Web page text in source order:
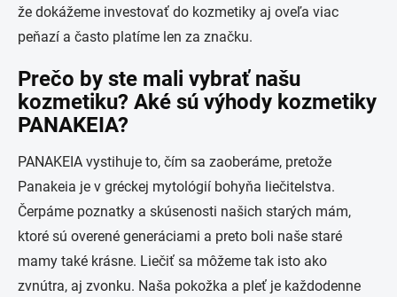
že dokážeme investovať do kozmetiky aj oveľa viac
peňazí a často platíme len za značku.
Prečo by ste mali vybrať našu
kozmetiku? Aké sú výhody kozmetiky
PANAKEIA?
PANAKEIA vystihuje to, čím sa zaoberáme, pretože
Panakeia je v gréckej mytológií bohyňa liečitelstva.
Čerpáme poznatky a skúsenosti našich starých mám,
ktoré sú overené generáciami a preto boli naše staré
mamy také krásne. Liečiť sa môžeme tak isto ako
zvnútra, aj zvonku. Naša pokožka a pleť je každodenne